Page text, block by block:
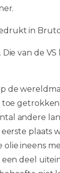
in
Die van de
de
andere
plaats
olie ineens
een deel